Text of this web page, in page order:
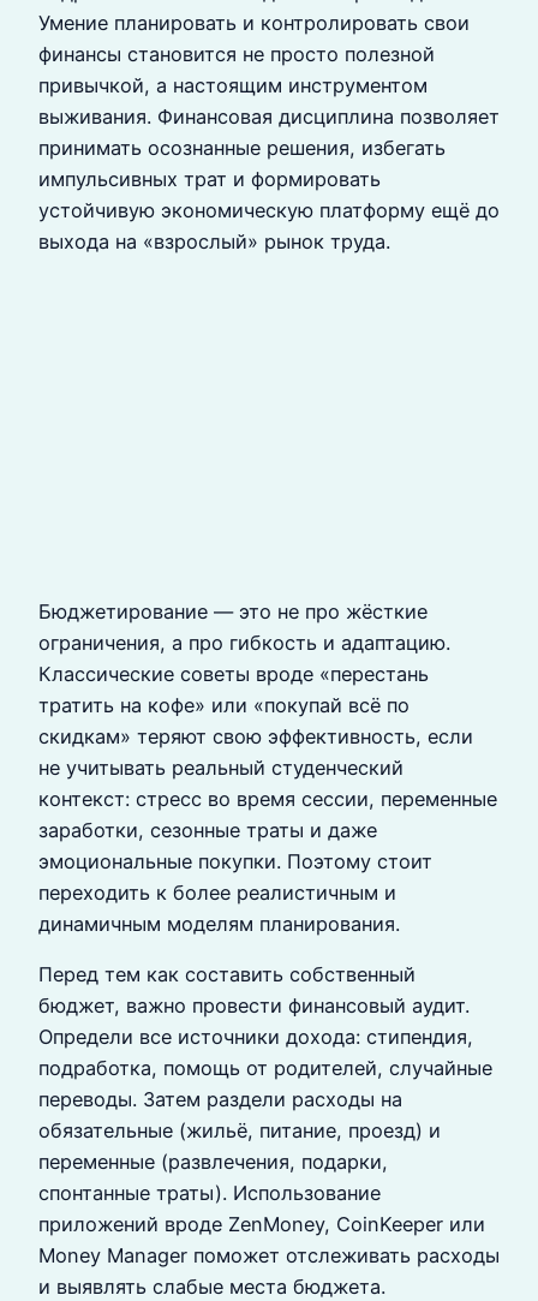
Умение планировать и контролировать свои
финансы становится не просто полезной
привычкой, а настоящим инструментом
выживания. Финансовая дисциплина позволяет
принимать осознанные решения, избегать
импульсивных трат и формировать
устойчивую экономическую платформу ещё до
выхода на «взрослый» рынок труда.
Бюджетирование — это не про жёсткие
ограничения, а про гибкость и адаптацию.
Классические советы вроде «перестань
тратить на кофе» или «покупай всё по
скидкам» теряют свою эффективность, если
не учитывать реальный студенческий
контекст: стресс во время сессии, переменные
заработки, сезонные траты и даже
эмоциональные покупки. Поэтому стоит
переходить к более реалистичным и
динамичным моделям планирования.
Перед тем как составить собственный
бюджет, важно провести финансовый аудит.
Определи все источники дохода: стипендия,
подработка, помощь от родителей, случайные
переводы. Затем раздели расходы на
обязательные (жильё, питание, проезд) и
переменные (развлечения, подарки,
спонтанные траты). Использование
приложений вроде ZenMoney, CoinKeeper или
Money Manager поможет отслеживать расходы
и выявлять слабые места бюджета.